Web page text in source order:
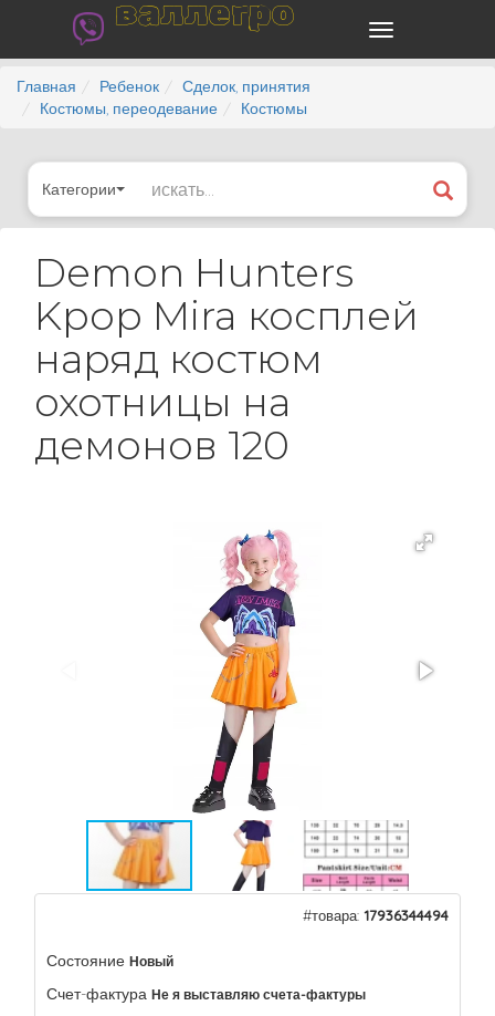
валлегро
Главная Ребенок
Сделок, принятия
Костюмы, переодевание
Костюмы
Категории
Demon Hunters
Kpop Mira косплей
наряд костюм
охотницы на
демонов 120
#товара: 17936344494
Состояние Новый
Счет-фактура Не я выставляю счета-фактуры